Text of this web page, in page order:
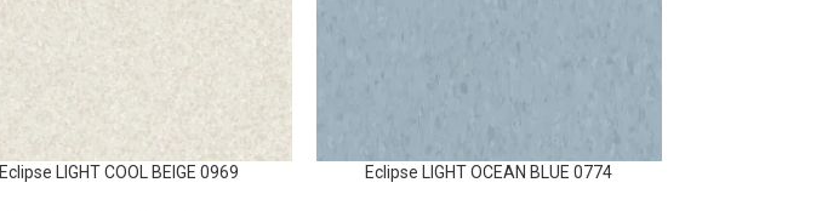
Eclipse LIGHT COOL BEIGE 0969 Eclipse LIGHT OCEAN BLUE 0774